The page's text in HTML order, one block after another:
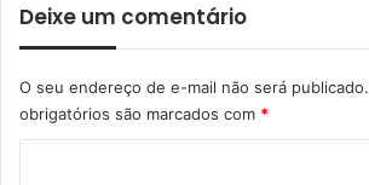
Deixe um comentário
O seu endereço de e-mail não será publicado.
obrigatórios são marcados com *